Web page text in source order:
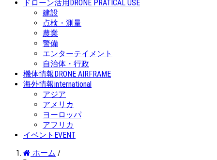
ドローン活用DRONE PRATICAL USE
建設
点検・測量
農業
警備
エンターテイメント
自治体・行政
機体情報DRONE AIRFRAME
海外情報international
アジア
アメリカ
ヨーロッパ
アフリカ
イベント EVENT
ホーム /